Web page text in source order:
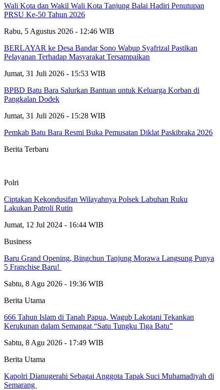
Wali Kota dan Wakil Wali Kota Tanjung Balai Hadiri Penutupan
PRSU Ke-50 Tahun 2026
Rabu, 5 Agustus 2026 - 12:46 WIB
BERLAYAR ke Desa Bandar Sono Wabup Syafrizal Pastikan
Pelayanan Terhadap Masyarakat Tersampaikan
Jumat, 31 Juli 2026 - 15:53 WIB
BPBD Batu Bara Salurkan Bantuan untuk Keluarga Korban di
Pangkalan Dodek
Jumat, 31 Juli 2026 - 15:28 WIB
Pemkab Batu Bara Resmi Buka Pemusatan Diklat Paskibraka 2026
Berita Terbaru
Polri
Ciptakan Kekondusifan Wilayahnya Polsek Labuhan Ruku
Lakukan Patroli Rutin
Jumat, 12 Jul 2024 - 16:44 WIB
Business
‎Baru Grand Opening, Bingchun Tanjung Morawa Langsung Punya
5 Franchise Baru! ‎
Sabtu, 8 Agu 2026 - 19:36 WIB
Berita Utama
666 Tahun Islam di Tanah Papua, Wagub Lakotani Tekankan
Kerukunan dalam Semangat “Satu Tungku Tiga Batu”
Sabtu, 8 Agu 2026 - 17:49 WIB
Berita Utama
Kapolri Dianugerahi Sebagai Anggota Tapak Suci Muhamadiyah di
Semarang